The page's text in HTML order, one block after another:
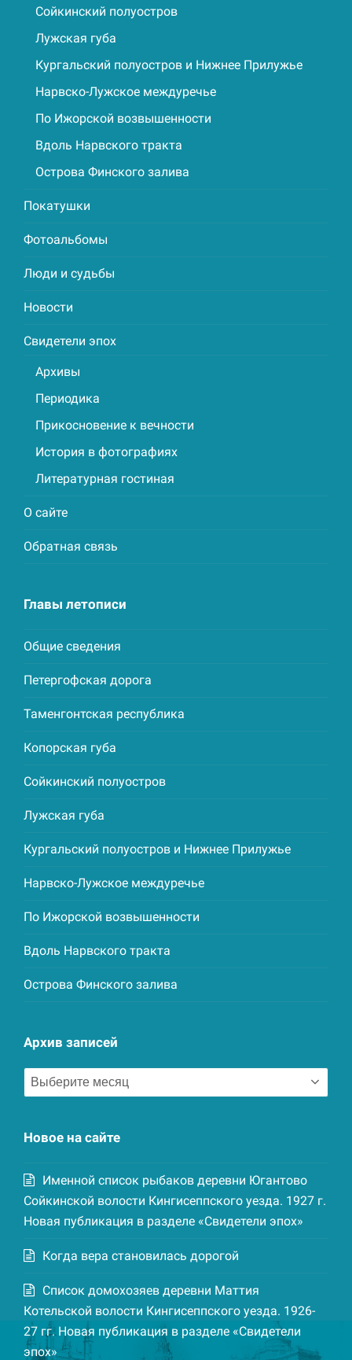
Сойкинский полуостров
Лужская губа
Кургальский полуостров и Нижнее Прилужье
Нарвско-Лужское междуречье
По Ижорской возвышенности
Вдоль Нарвского тракта
Острова Финского залива
Покатушки
Фотоальбомы
Люди и судьбы
Новости
Свидетели эпох
Архивы
Периодика
Прикосновение к вечности
История в фотографиях
Литературная гостиная
О сайте
Обратная связь
Главы летописи
Общие сведения
Петергофская дорога
Таменгонтская республика
Копорская губа
Сойкинский полуостров
Лужская губа
Кургальский полуостров и Нижнее Прилужье
Нарвско-Лужское междуречье
По Ижорской возвышенности
Вдоль Нарвского тракта
Острова Финского залива
Архив записей
Архив
записей
Новое на сайте
Именной список рыбаков деревни Югантово
Сойкинской волости Кингисеппского уезда. 1927 г.
Новая публикация в разделе «Свидетели эпох»
Когда вера становилась дорогой
Список домохозяев деревни Маттия
Котельской волости Кингисеппского уезда. 1926-
27 гг. Новая публикация в разделе «Свидетели
эпох»